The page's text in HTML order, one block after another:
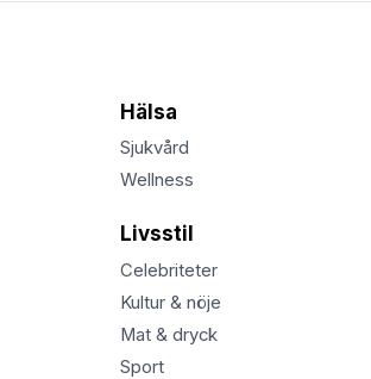
Hälsa
Sjukvård
Wellness
Livsstil
Celebriteter
Kultur & nöje
Mat & dryck
Sport